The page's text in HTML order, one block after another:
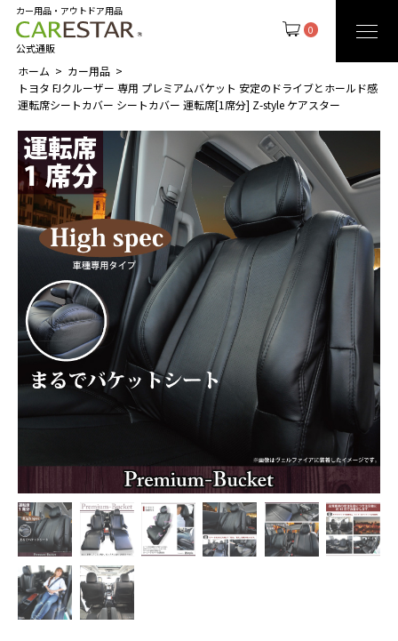
0
カー用品・アウトドア用品
公式通販
ホーム
カー用品
トヨタ FJクルーザー 専用 プレミアムバケット 安定のドライブとホールド感
運転席シートカバー シートカバー 運転席[1席分] Z-style ケアスター